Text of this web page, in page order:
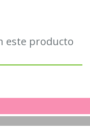
este producto